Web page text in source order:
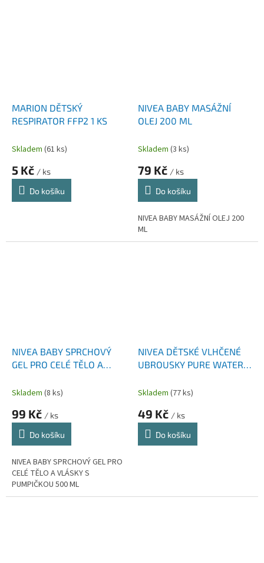
MARION DĚTSKÝ
RESPIRATOR FFP2 1 KS
Skladem (61 ks)
5 Kč / ks
Do košíku
NIVEA BABY MASÁŽNÍ
OLEJ 200 ML
Skladem (3 ks)
79 Kč / ks
Do košíku
NIVEA BABY MASÁŽNÍ OLEJ 200
ML
NIVEA BABY SPRCHOVÝ
GEL PRO CELÉ TĚLO A
ML
Skladem (8 ks)
99 Kč / ks
Do košíku
NIVEA BABY SPRCHOVÝ GEL PRO
CELÉ TĚLO A VLÁSKY S
PUMPIČKOU 500 ML
NIVEA DĚTSKÉ VLHČENÉ
UBROUSKY PURE WATER
Skladem (77 ks)
49 Kč / ks
Do košíku